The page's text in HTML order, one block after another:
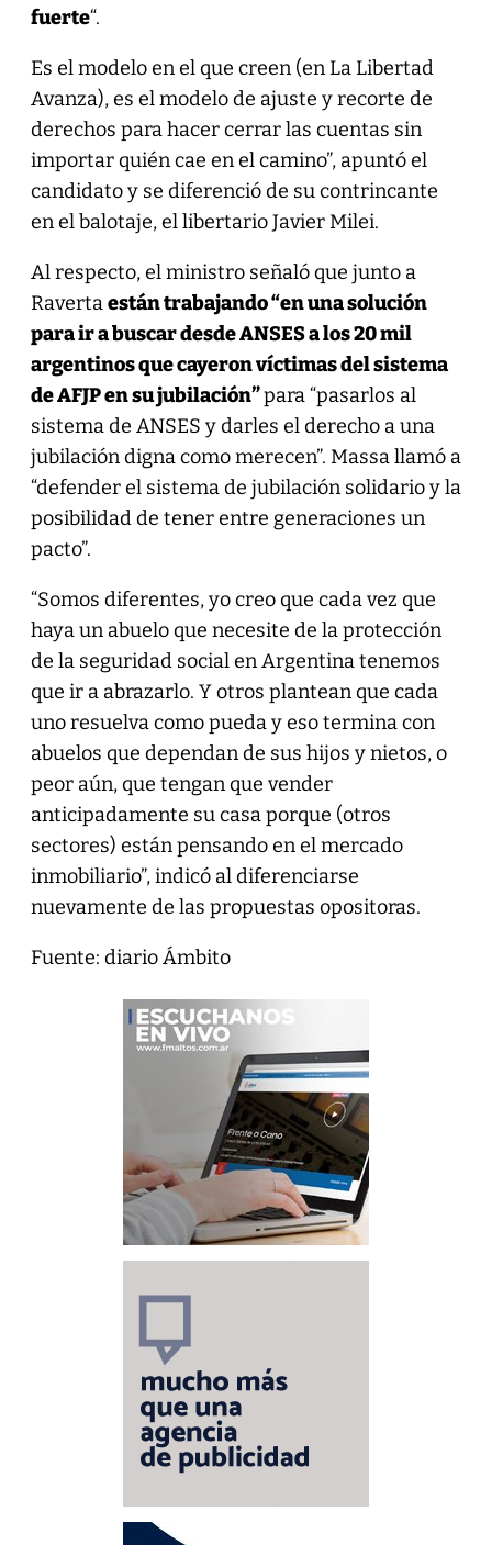
fuerte“.
Es el modelo en el que creen (en La Libertad
Avanza), es el modelo de ajuste y recorte de
derechos para hacer cerrar las cuentas sin
importar quién cae en el camino”, apuntó el
candidato y se diferenció de su contrincante
en el balotaje, el libertario Javier Milei.
Al respecto, el ministro señaló que junto a
Ravertaestán trabajando “en una solución
para ir a buscar desde ANSES a los 20 mil
argentinos que cayeron víctimas del sistema
de AFJP en su jubilación”para “pasarlos al
sistema de ANSES y darles el derecho a una
jubilación digna como merecen”. Massa llamó a
“defender el sistema de jubilación solidario y la
posibilidad de tener entre generaciones un
pacto”.
“Somos diferentes, yo creo que cada vez que
haya un abuelo que necesite de la protección
de la seguridad social en Argentina tenemos
que ir a abrazarlo. Y otros plantean que cada
uno resuelva como pueda y eso termina con
abuelos que dependan de sus hijos y nietos, o
peor aún, que tengan que vender
anticipadamente su casa porque (otros
sectores) están pensando en el mercado
inmobiliario”, indicó al diferenciarse
nuevamente de las propuestas opositoras.
Fuente: diario Ámbito